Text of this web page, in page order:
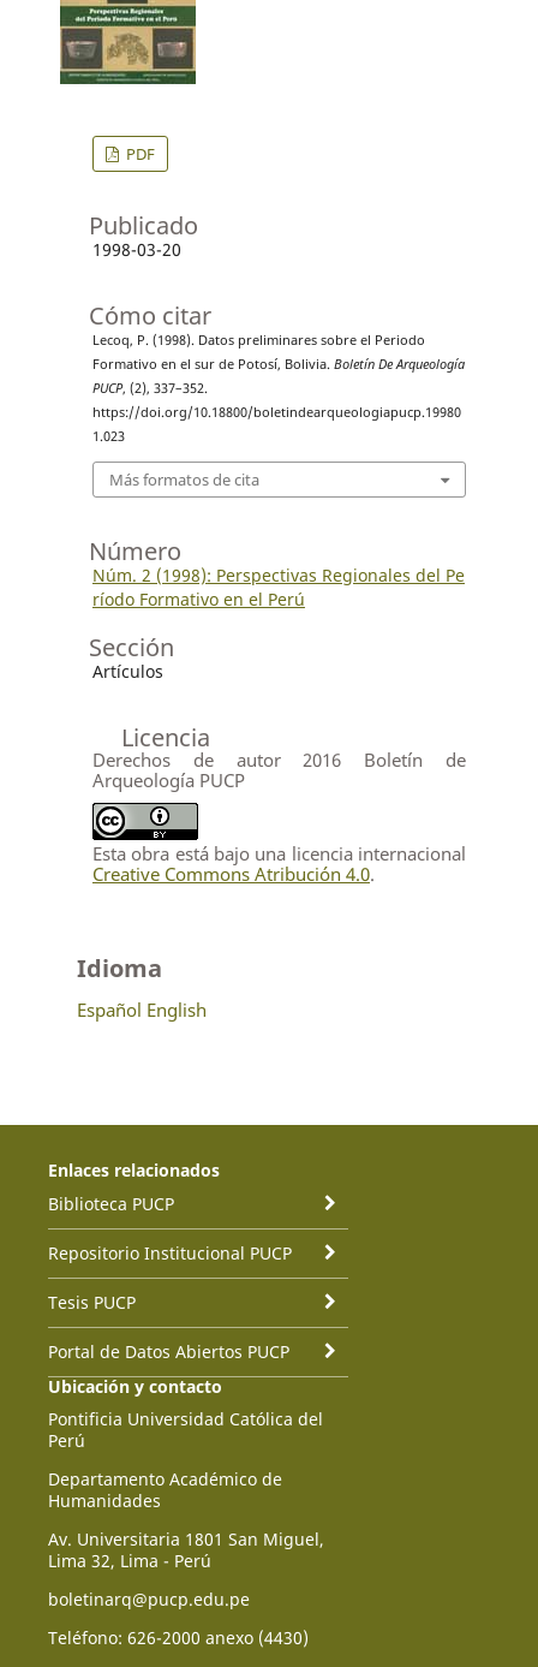
PDF
Publicado
1998-03-20
Cómo citar
Lecoq, P. (1998). Datos preliminares sobre el Periodo
Formativo en el sur de Potosí, Bolivia. Boletín De Arqueología
PUCP, (2), 337–352.
https://doi.org/10.18800/boletindearqueologiapucp.19980
1.023
Más formatos de cita
Número
Núm. 2 (1998): Perspectivas Regionales del Pe
ríodo Formativo en el Perú
Sección
Artículos
Licencia
Derechos de autor 2016 Boletín de
Arqueología PUCP
Esta obra está bajo una licencia internacional
Creative Commons Atribución 4.0.
Idioma
Español English
Enlaces relacionados
Biblioteca PUCP
Repositorio Institucional PUCP
Tesis PUCP
Portal de Datos Abiertos PUCP
Ubicación y contacto
Pontificia Universidad Católica del
Perú
Departamento Académico de
Humanidades
Av. Universitaria 1801 San Miguel,
Lima 32, Lima - Perú
boletinarq@pucp.edu.pe
Teléfono: 626-2000 anexo (4430)